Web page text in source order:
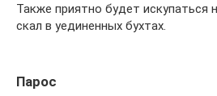
Также приятно будет искупаться
скал в уединенных бухтах.
Парос